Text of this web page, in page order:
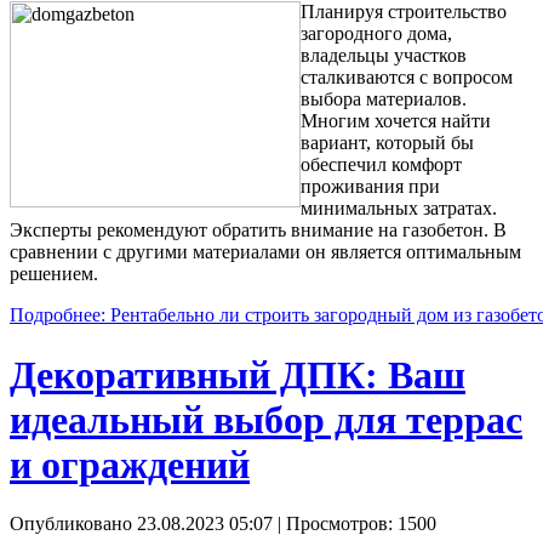
Планируя строительство
загородного дома,
владельцы участков
сталкиваются с вопросом
выбора материалов.
Многим хочется найти
вариант, который бы
обеспечил комфорт
проживания при
минимальных затратах.
Эксперты рекомендуют обратить внимание на газобетон. В
сравнении с другими материалами он является оптимальным
решением.
Подробнее: Рентабельно ли строить загородный дом из
Декоративный ДПК: Ваш
идеальный выбор для террас
и ограждений
Опубликовано 23.08.2023 05:07 | Просмотров: 1500